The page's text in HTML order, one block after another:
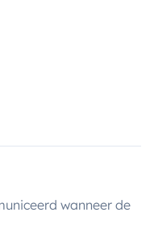
wanneer de